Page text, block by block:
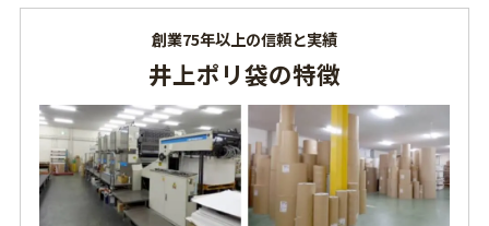
創業75年以上の信頼と実績
井上ポリ袋の特徴